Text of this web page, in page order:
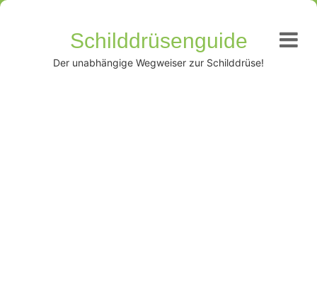
Schilddrüsenguide
Der unabhängige Wegweiser zur Schilddrüse!